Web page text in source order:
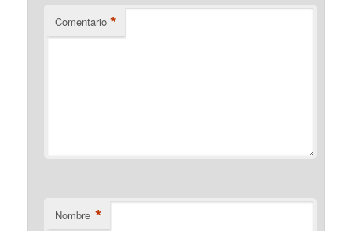
Comentario *
Nombre *